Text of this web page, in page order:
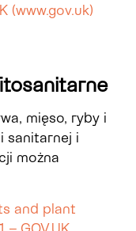
(www.gov.uk)
mięso, ryby i
sanitarnej i
można
and plant